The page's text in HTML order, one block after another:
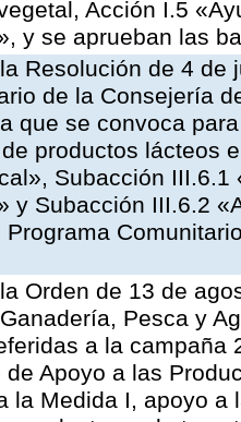
Acción I.5
y se aprueban las
Resolución de 4
de la Consejería
que se convoca
productos lácteos
Subacción
y Subacción III.6.2
Orden de 13 de
Pesca y
a la campaña
de Apoyo a las
la Medida I, apoyo a